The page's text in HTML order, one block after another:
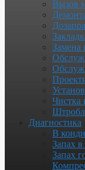
Вызов
Замена
Чистка
Диагностика
В
Запах
Запах